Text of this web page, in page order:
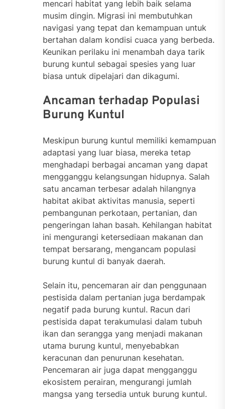
mencari habitat yang lebih baik selama
musim dingin. Migrasi ini membutuhkan
navigasi yang tepat dan kemampuan untuk
bertahan dalam kondisi cuaca yang berbeda.
Keunikan perilaku ini menambah daya tarik
burung kuntul sebagai spesies yang luar
biasa untuk dipelajari dan dikagumi.
Ancaman terhadap Populasi
Burung Kuntul
Meskipun burung kuntul memiliki kemampuan
adaptasi yang luar biasa, mereka tetap
menghadapi berbagai ancaman yang dapat
mengganggu kelangsungan hidupnya. Salah
satu ancaman terbesar adalah hilangnya
habitat akibat aktivitas manusia, seperti
pembangunan perkotaan, pertanian, dan
pengeringan lahan basah. Kehilangan habitat
ini mengurangi ketersediaan makanan dan
tempat bersarang, mengancam populasi
burung kuntul di banyak daerah.
Selain itu, pencemaran air dan penggunaan
pestisida dalam pertanian juga berdampak
negatif pada burung kuntul. Racun dari
pestisida dapat terakumulasi dalam tubuh
ikan dan serangga yang menjadi makanan
utama burung kuntul, menyebabkan
keracunan dan penurunan kesehatan.
Pencemaran air juga dapat mengganggu
ekosistem perairan, mengurangi jumlah
mangsa yang tersedia untuk burung kuntul.